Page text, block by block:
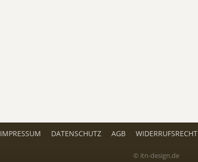
IMPRESSUM DATENSCHUTZ AGB WIDERRUFSRECHT
© itn-design.de